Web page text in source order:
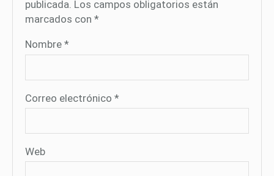
publicada. Los campos obligatorios están
marcados con *
Nombre *
Correo electrónico *
Web